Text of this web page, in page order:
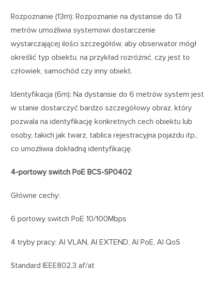
Rozpoznanie (13m): Rozpoznanie na dystansie do 13
metrów umożliwia systemowi dostarczenie
wystarczającej ilości szczegółów, aby obserwator mógł
określić typ obiektu, na przykład rozróżnić, czy jest to
człowiek, samochód czy inny obiekt.
Identyfikacja (6m): Na dystansie do 6 metrów system jest
w stanie dostarczyć bardzo szczegółowy obraz, który
pozwala na identyfikację konkretnych cech obiektu lub
osoby, takich jak twarz, tablica rejestracyjna pojazdu itp.,
co umożliwia dokładną identyfikację.
4-portowy switch PoE BCS-SP0402
Główne cechy:
6 portowy switch PoE 10/100Mbps
4 tryby pracy: AI VLAN, AI EXTEND, AI PoE, AI QoS
Standard IEEE802.3 af/at